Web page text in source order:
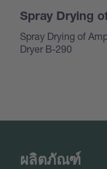
Spray Drying
Spray Drying of
Dryer B-290
ผลิตภัณฑ์